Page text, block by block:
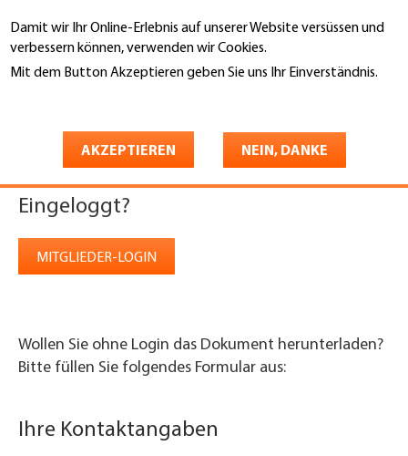
Damit wir Ihr Online-Erlebnis auf unserer Website versüssen und
verbessern können, verwenden wir Cookies.
Mit dem Button Akzeptieren geben Sie uns Ihr Einverständnis.
AKZEPTIEREN NEIN, DANKE
zum
Inhalt
Download
Eingeloggt?
MITGLIEDER-LOGIN
Wollen Sie ohne Login das Dokument herunterladen?
Bitte füllen Sie folgendes Formular aus:
Ihre Kontaktangaben